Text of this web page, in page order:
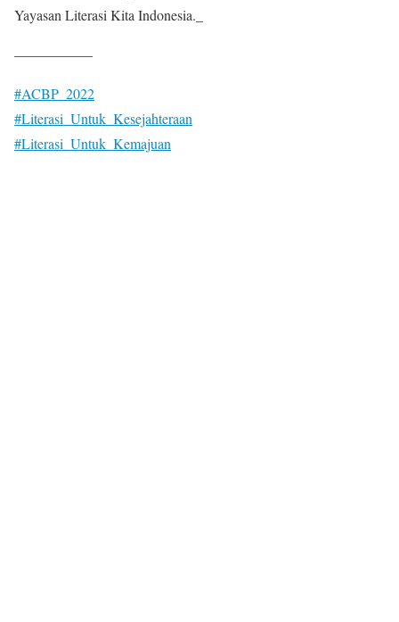
Yayasan Literasi Kita Indonesia._
—————–
#ACBP_2022
#Literasi_Untuk_Kesejahteraan
#Literasi_Untuk_Kemajuan